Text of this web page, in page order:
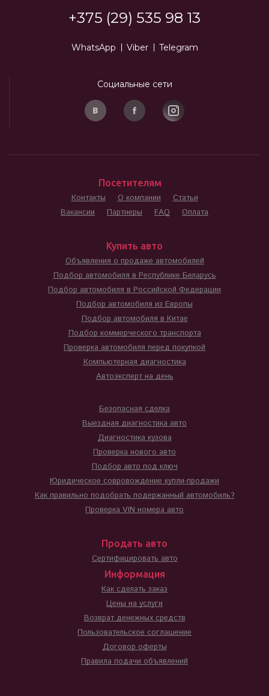
+375 (29) 535 98 13
WhatsApp Viber Telegram
Социальные сети
Посетителям
Контакты О компании
Статьи
Вакансии
Партнеры FAQ Оплата
Купить авто
Объявления о продаже автомобилей
Подбор автомобиля в Республике Беларусь
Подбор автомобиля в Российской Федерации
Подбор автомобиля из Европы
Подбор автомобиля в Китае
Подбор коммерческого транспорта
Проверка автомобиля перед покупкой
Компьютерная диагностика
Автоэксперт на день
Безопасная сделка
Выездная диагностика авто
Диагностика кузова
Проверка нового авто
Подбор авто под ключ
Юридическое совровождение купли-продажи
Как правильно подобрать подержанный автомобиль?
Проверка VIN номера авто
Продать авто
Сертифицировать авто
Информация
Как сделать заказ
Цены на услуги
Возврат денежных средств
Пользовательское соглашение
Договор оферты
Правила подачи объявлений